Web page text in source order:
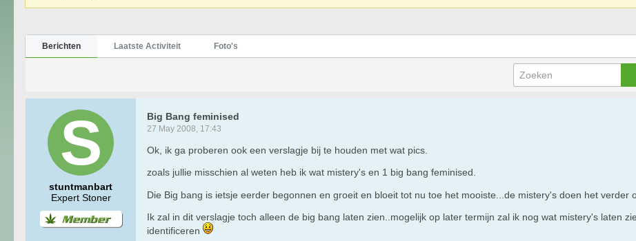
Berichten Laatste Activiteit Foto's
stuntmanbart
Expert Stoner
Big Bang feminised
27 May 2008, 17:43
Ok, ik ga proberen ook een verslagje bij te houden met wat pics.
zoals jullie misschien al weten heb ik wat mistery's en 1 big bang feminised.
Die Big bang is ietsje eerder begonnen en groeit en bloeit tot nu toe het mooiste...de mistery's doen het verder
Ik zal in dit verslagje toch alleen de big bang laten zien..mogelijk op later termijn zal ik nog wat mistery's laten
identificeren